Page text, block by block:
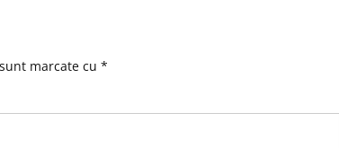
marcate cu *